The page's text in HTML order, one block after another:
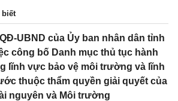
biết
UBND của Ủy ban nhân dân tỉnh
công bố Danh mục thủ tục hành
lĩnh vực bảo vệ môi trường và lĩnh
thuộc thẩm quyền giải quyết của
nguyên và Môi trường